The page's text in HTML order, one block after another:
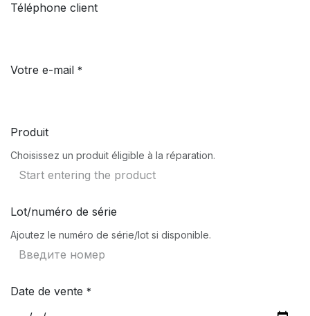
Téléphone client
Votre e-mail *
Produit
Choisissez un produit éligible à la réparation.
Lot/numéro de série
Ajoutez le numéro de série/lot si disponible.
Date de vente *